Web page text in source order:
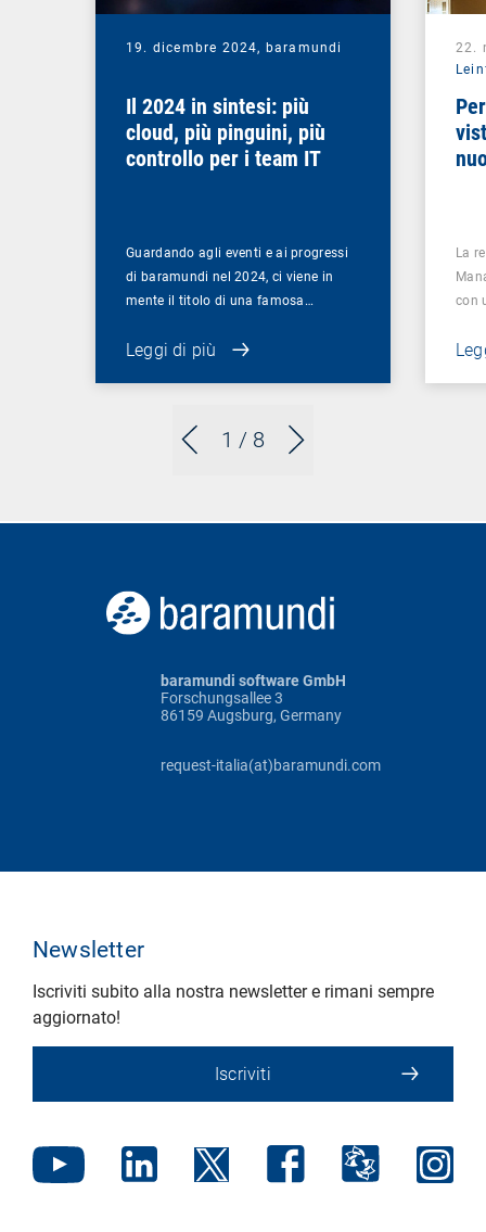
1 / 8
19. dicembre 2024, baramundi
Il 2024 in sintesi: più
cloud, più pinguini, più
controllo per i team IT
Guardando agli eventi e ai progressi
di baramundi nel 2024, ci viene in
mente il titolo di una famosa…
Leggi di più
22.
La
con
baramundi software GmbH
Forschungsallee 3
86159 Augsburg, Germany
request-italia(at)baramundi.com
Newsletter
Iscriviti subito alla nostra newsletter e rimani sempre
aggiornato!
Iscriviti